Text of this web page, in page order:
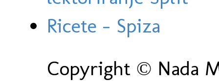
Ricete - Spiza
Copyright © Nada